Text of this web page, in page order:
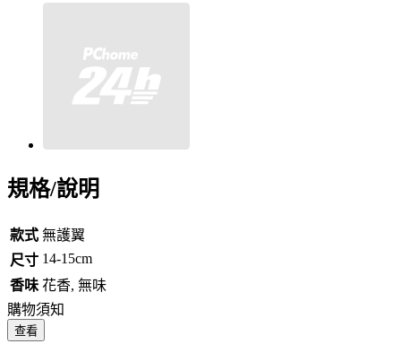
規格/說明
款式 無護翼
尺寸 14-15cm
香味 花香, 無味
購物須知
查看